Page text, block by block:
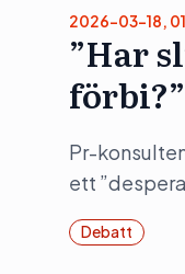
2026-03-18,
”Har
förbi?”
Pr-
ett
Debatt